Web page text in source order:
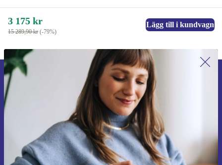
3 175 kr
15 289,90 kr (-79%)
Lägg till i kundvagn
Anmäl dig till vårt nyhetsbrev för
första gången och spara 200 kr!
Missa aldrig ett erbjudande igen.
Begär kupong